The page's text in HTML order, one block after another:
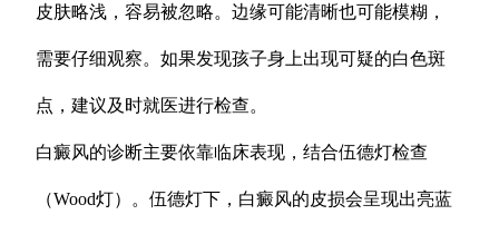
皮肤略浅，容易被忽略。边缘可能清晰也可能模糊，
需要仔细观察。如果发现孩子身上出现可疑的白色斑
点，建议及时就医进行检查。
白癜风的诊断主要依靠临床表现，结合伍德灯检查
（Wood灯）。伍德灯下，白癜风的皮损会呈现出亮蓝